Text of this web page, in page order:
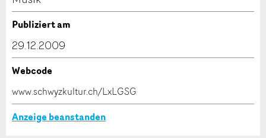
* Eingabe erforderlich
Verfassen Sie eine Nachricht für die Kontaktpersonen
Publiziert am
29.12.2009
Webcode
www.schwyzkultur.ch/LxLGSG
Anzeige beanstanden